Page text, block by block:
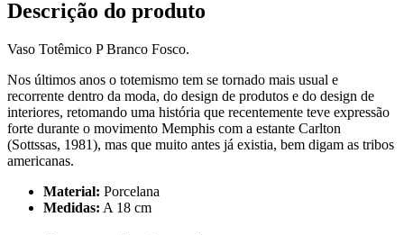
Descrição do produto
Vaso Totêmico P Branco Fosco.
Nos últimos anos o totemismo tem se tornado mais usual e
recorrente dentro da moda, do design de produtos e do design de
interiores, retomando uma história que recentemente teve expressão
forte durante o movimento Memphis com a estante Carlton
(Sottssas, 1981), mas que muito antes já existia, bem digam as tribos
americanas.
Material: Porcelana
Medidas: A 18 cm